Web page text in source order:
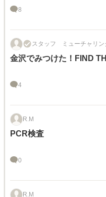
8
スタッフ ミューチャリン
金沢でみつけた！FIND
4
R.M
PCR検査
0
R.M